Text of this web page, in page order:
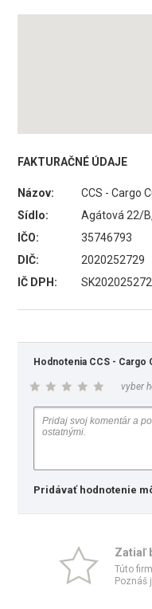
FAKTURAČNÉ ÚDAJE
Názov:
CCS - Cargo
Sídlo:
Agátová 22/
IČO:
35746793
DIČ:
2020252729
IČ DPH:
Hodnotenia CCS -
vyber
Pridávať hodnotenie
Zatiaľ
Túto
Poznáš